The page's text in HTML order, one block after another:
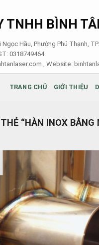
TNHH BÌNH
Hầu, Phường Phú Thạnh,
0318749464
, Website:
TRANG CHỦ GIỚI THIỆU
“HÀN INOX BẰNG